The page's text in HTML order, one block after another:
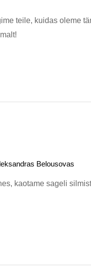
teile, kuidas oleme
Belousovas
kaotame sageli